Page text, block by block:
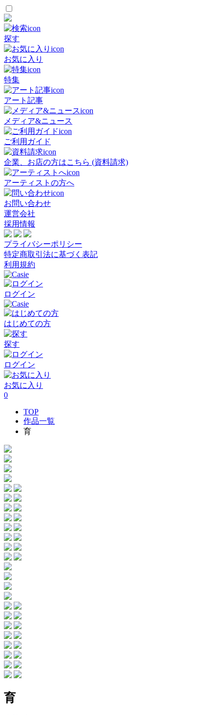
探す
お気に入り
特集
アート記事
メディア&ニュース
ご利用ガイド
企業、お店の方はこちら (資料請求)
アーティストの方へ
お問い合わせ
運営会社
採用情報
プライバシーポリシー
特定商取引法に基づく表記
利用規約
ログイン
はじめての方
探す
ログイン
お気に入り
0
TOP
作品一覧
育
育